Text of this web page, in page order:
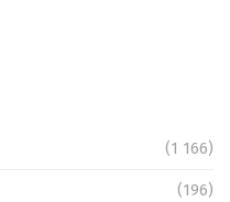
(1 166)
(196)